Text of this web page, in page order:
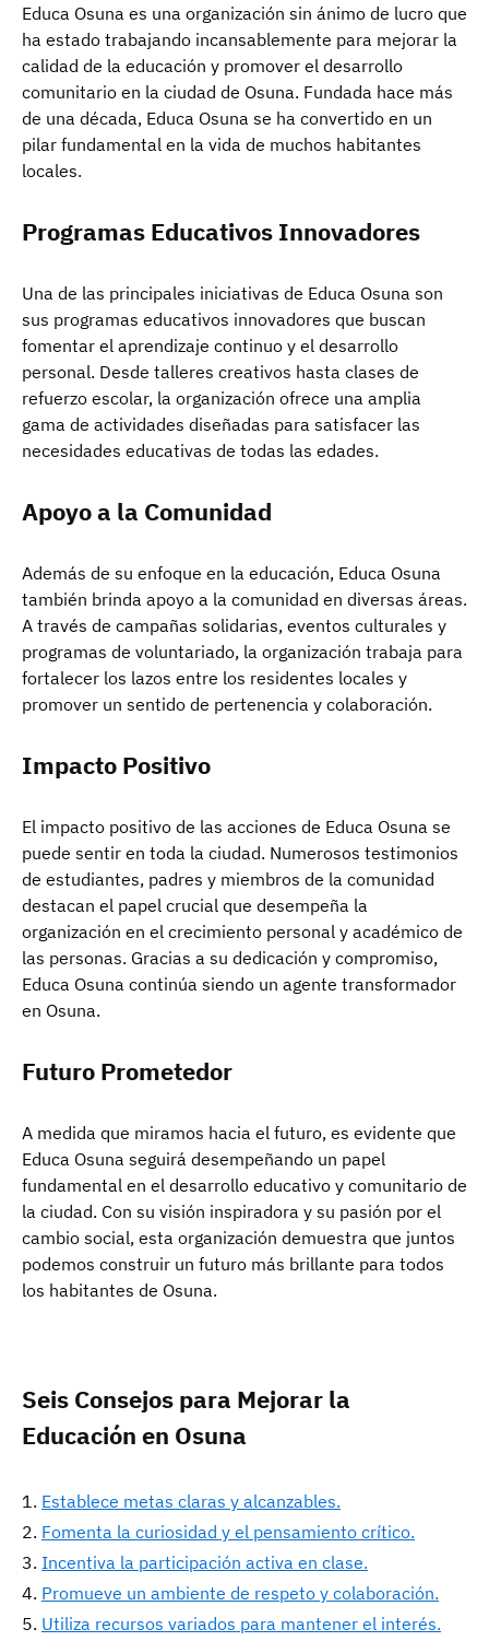
Educa Osuna es una organización sin ánimo de lucro que
ha estado trabajando incansablemente para mejorar la
calidad de la educación y promover el desarrollo
comunitario en la ciudad de Osuna. Fundada hace más
de una década, Educa Osuna se ha convertido en un
pilar fundamental en la vida de muchos habitantes
locales.
Programas Educativos Innovadores
Una de las principales iniciativas de Educa Osuna son
sus programas educativos innovadores que buscan
fomentar el aprendizaje continuo y el desarrollo
personal. Desde talleres creativos hasta clases de
refuerzo escolar, la organización ofrece una amplia
gama de actividades diseñadas para satisfacer las
necesidades educativas de todas las edades.
Apoyo a la Comunidad
Además de su enfoque en la educación, Educa Osuna
también brinda apoyo a la comunidad en diversas áreas.
A través de campañas solidarias, eventos culturales y
programas de voluntariado, la organización trabaja para
fortalecer los lazos entre los residentes locales y
promover un sentido de pertenencia y colaboración.
Impacto Positivo
El impacto positivo de las acciones de Educa Osuna se
puede sentir en toda la ciudad. Numerosos testimonios
de estudiantes, padres y miembros de la comunidad
destacan el papel crucial que desempeña la
organización en el crecimiento personal y académico de
las personas. Gracias a su dedicación y compromiso,
Educa Osuna continúa siendo un agente transformador
en Osuna.
Futuro Prometedor
A medida que miramos hacia el futuro, es evidente que
Educa Osuna seguirá desempeñando un papel
fundamental en el desarrollo educativo y comunitario de
la ciudad. Con su visión inspiradora y su pasión por el
cambio social, esta organización demuestra que juntos
podemos construir un futuro más brillante para todos
los habitantes de Osuna.
Seis Consejos para Mejorar la
Educación en Osuna
Establece metas claras y alcanzables.
Fomenta la curiosidad y el pensamiento crítico.
Incentiva la participación activa en clase.
Promueve un ambiente de respeto y colaboración.
Utiliza recursos variados para mantener el interés.